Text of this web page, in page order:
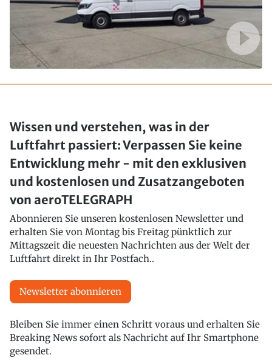
Wissen und verstehen, was in der
Luftfahrt passiert: Verpassen Sie keine
Entwicklung mehr - mit den exklusiven
und kostenlosen und Zusatzangeboten
von aeroTELEGRAPH
Abonnieren Sie unseren kostenlosen Newsletter und
erhalten Sie von Montag bis Freitag pünktlich zur
Mittagszeit die neuesten Nachrichten aus der Welt der
Luftfahrt direkt in Ihr Postfach..
Newsletter abonnieren
Bleiben Sie immer einen Schritt voraus und erhalten Sie
Breaking News sofort als Nachricht auf Ihr Smartphone
gesendet.